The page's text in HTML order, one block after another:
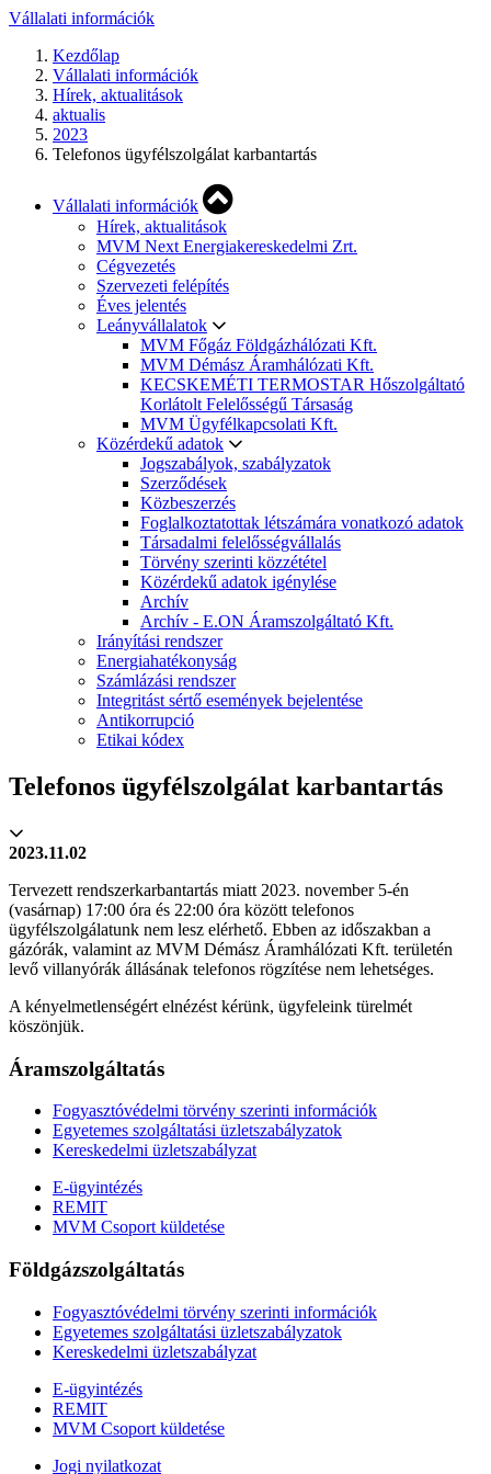
Vállalati információk
Kezdőlap
Vállalati információk
Hírek, aktualitások
aktualis
2023
Telefonos ügyfélszolgálat karbantartás
Vállalati információk
Hírek, aktualitások
MVM Next Energiakereskedelmi Zrt.
Cégvezetés
Szervezeti felépítés
Éves jelentés
Leányvállalatok
MVM Főgáz Földgázhálózati Kft.
MVM Démász Áramhálózati Kft.
KECSKEMÉTI TERMOSTAR Hőszolgáltató
Korlátolt Felelősségű Társaság
MVM Ügyfélkapcsolati Kft.
Közérdekű adatok
Jogszabályok, szabályzatok
Szerződések
Közbeszerzés
Foglalkoztatottak létszámára vonatkozó adatok
Társadalmi felelősségvállalás
Törvény szerinti közzététel
Közérdekű adatok igénylése
Archív
Archív - E.ON Áramszolgáltató Kft.
Irányítási rendszer
Energiahatékonyság
Számlázási rendszer
Integritást sértő események bejelentése
Antikorrupció
Etikai kódex
Telefonos ügyfélszolgálat karbantartás
2023.11.02
Tervezett rendszerkarbantartás miatt 2023. november 5-én
(vasárnap) 17:00 óra és 22:00 óra között telefonos
ügyfélszolgálatunk nem lesz elérhető. Ebben az időszakban a
gázórák, valamint az MVM Démász Áramhálózati Kft. területén
levő villanyórák állásának telefonos rögzítése nem lehetséges.
A kényelmetlenségért elnézést kérünk, ügyfeleink türelmét
köszönjük.
Áramszolgáltatás
Fogyasztóvédelmi törvény szerinti információk
Egyetemes szolgáltatási üzletszabályzatok
Kereskedelmi üzletszabályzat
E-ügyintézés
REMIT
MVM Csoport küldetése
Földgázszolgáltatás
Fogyasztóvédelmi törvény szerinti információk
Egyetemes szolgáltatási üzletszabályzatok
Kereskedelmi üzletszabályzat
E-ügyintézés
REMIT
MVM Csoport küldetése
Jogi nyilatkozat